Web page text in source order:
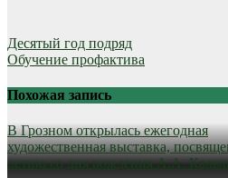
Навигация
по
записям
Десятый год подряд
Обучение профактива
Похожая запись
В Грозном открылась ежегодная
художественная выставка,
летию со дня рождения А.А.